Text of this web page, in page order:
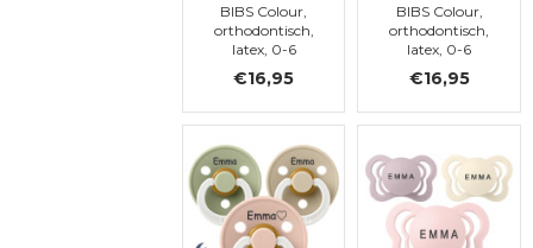
BIBS Colour,
orthodontisch,
latex, 0-6
1)
€16,95
BIBS Colour,
orthodontisch,
latex, 0-6
1)
€16,95